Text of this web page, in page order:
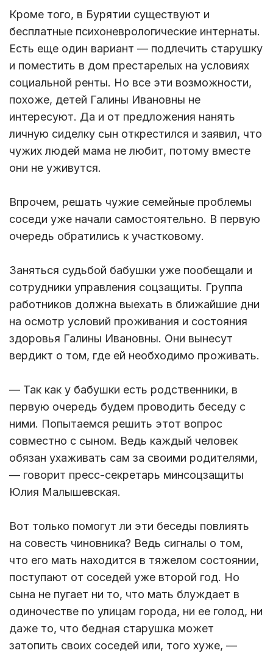
Кроме того, в Бурятии существуют и
бесплатные психоневрологические интернаты.
Есть еще один вариант — подлечить старушку
и поместить в дом престарелых на условиях
социальной ренты. Но все эти возможности,
похоже, детей Галины Ивановны не
интересуют. Да и от предложения нанять
личную сиделку сын открестился и заявил, что
чужих людей мама не любит, потому вместе
они не уживутся.
Впрочем, решать чужие семейные проблемы
соседи уже начали самостоятельно. В первую
очередь обратились к участковому.
Заняться судьбой бабушки уже пообещали и
сотрудники управления соцзащиты. Группа
работников должна выехать в ближайшие дни
на осмотр условий проживания и состояния
здоровья Галины Ивановны. Они вынесут
вердикт о том, где ей необходимо проживать.
— Так как у бабушки есть родственники, в
первую очередь будем проводить беседу с
ними. Попытаемся решить этот вопрос
совместно с сыном. Ведь каждый человек
обязан ухаживать сам за своими родителями,
— говорит пресс-секретарь минсоцзащиты
Юлия Малышевская.
Вот только помогут ли эти беседы повлиять
на совесть чиновника? Ведь сигналы о том,
что его мать находится в тяжелом состоянии,
поступают от соседей уже второй год. Но
сына не пугает ни то, что мать блуждает в
одиночестве по улицам города, ни ее голод, ни
даже то, что бедная старушка может
затопить своих соседей или, того хуже, —